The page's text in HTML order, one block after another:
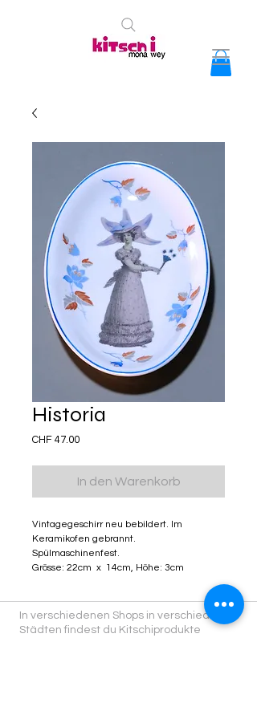
Historia
CHF 47.00Preis
In den Warenkorb
Vintagegeschirr neu bebildert. Im
Keramikofen gebrannt.
Spülmaschinenfest.
Grösse: 22cm x 14cm, Höhe: 3cm
In verschiedenen Shops in verschiedenen
Städten findest du Kitschiprodukte